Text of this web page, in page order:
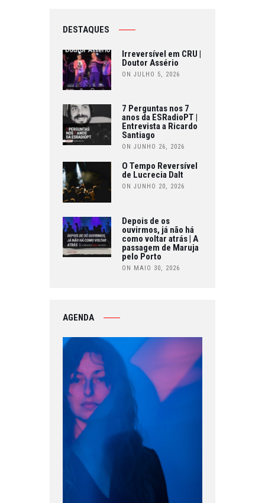
DESTAQUES
Irreversível em CRU |
Doutor Assério
ON JULHO 5, 2026
7 Perguntas nos 7
anos da ESRadioPT |
Entrevista a Ricardo
Santiago
ON JUNHO 26, 2026
O Tempo Reversível
de Lucrecia Dalt
ON JUNHO 20, 2026
Depois de os
ouvirmos, já não há
como voltar atrás | A
passagem de Maruja
pelo Porto
ON MAIO 30, 2026
AGENDA